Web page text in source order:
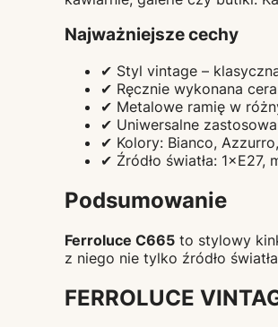
Najważniejsze cechy
✔ Styl vintage –
✔ Ręcznie wykonana
✔ Metalowe ramię w
✔ Uniwersalne
✔ Kolory: Bianco,
✔ Źródło światła: 1×E27,
Podsumowanie
Ferroluce C665 to stylowy
z niego nie tylko źródło
FERROLUCE